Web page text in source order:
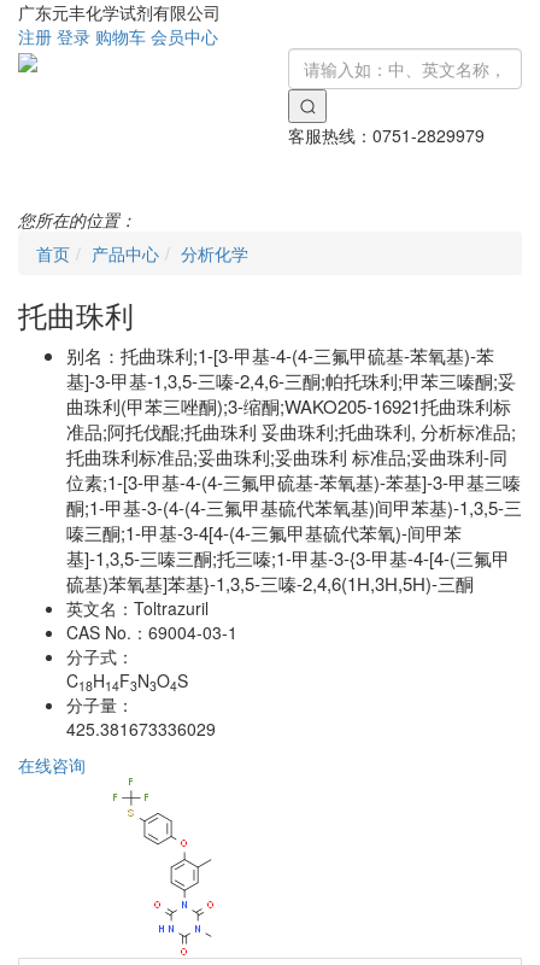
广东元丰化学试剂有限公司
注册 登录 购物车 会员中心
客服热线： 0751-2829979
您所在的位置：
首页
产品中心 分析化学
托曲珠利
别名： 托曲珠利;1-[3-甲基-4-(4-三氟甲硫基-苯氧基)-苯
基]-3-甲基-1,3,5-三嗪-2,4,6-三酮;帕托珠利;甲苯三嗪酮;妥
曲珠利(甲苯三唑酮);3-缩酮;WAKO205-16921托曲珠利标
准品;阿托伐醌;托曲珠利 妥曲珠利;托曲珠利, 分析标准品;
托曲珠利标准品;妥曲珠利;妥曲珠利 标准品;妥曲珠利-同
位素;1-[3-甲基-4-(4-三氟甲硫基-苯氧基)-苯基]-3-甲基三嗪
酮;1-甲基-3-(4-(4-三氟甲基硫代苯氧基)间甲苯基)-1,3,5-三
嗪三酮;1-甲基-3-4[4-(4-三氟甲基硫代苯氧)-间甲苯
基]-1,3,5-三嗪三酮;托三嗪;1-甲基-3-{3-甲基-4-[4-(三氟甲
硫基)苯氧基]苯基}-1,3,5-三嗪-2,4,6(1H,3H,5H)-三酮
英文名： Toltrazuril
CAS No.： 69004-03-1
分子式：
C18H14F3N3O4S
分子量：
425.381673336029
在线咨询